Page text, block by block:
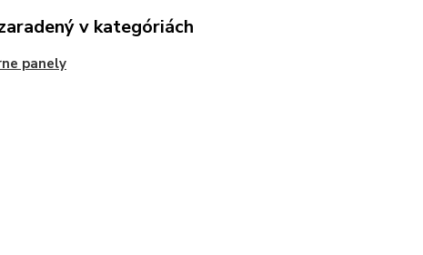
v kategóriách
panely